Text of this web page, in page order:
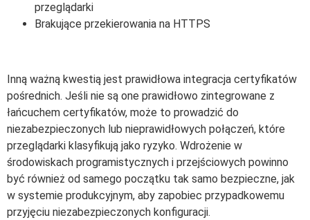
przeglądarki
Brakujące przekierowania na HTTPS
Inną ważną kwestią jest prawidłowa integracja certyfikatów
pośrednich. Jeśli nie są one prawidłowo zintegrowane z
łańcuchem certyfikatów, może to prowadzić do
niezabezpieczonych lub nieprawidłowych połączeń, które
przeglądarki klasyfikują jako ryzyko. Wdrożenie w
środowiskach programistycznych i przejściowych powinno
być również od samego początku tak samo bezpieczne, jak
w systemie produkcyjnym, aby zapobiec przypadkowemu
przyjęciu niezabezpieczonych konfiguracji.